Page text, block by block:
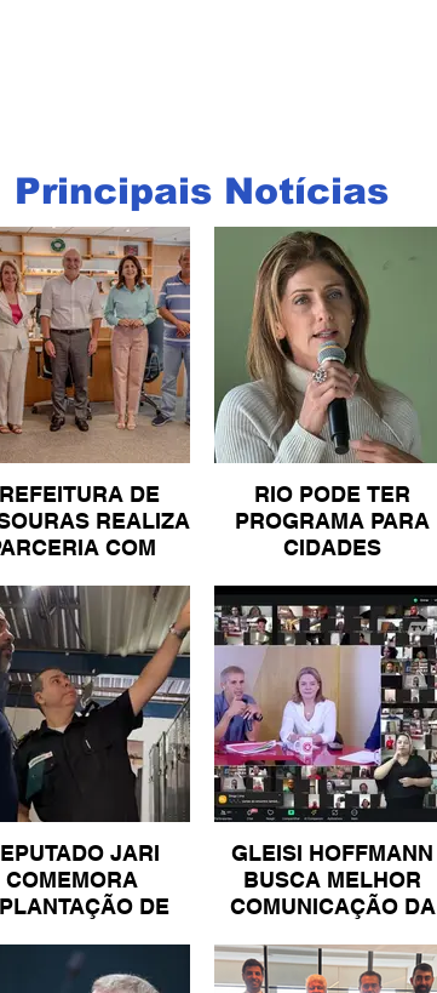
Principais Notícias
DE
REALIZA
COM
RIO PODE TER
PROGRAMA PARA
CIDADES
JARI
COMEMORA
DE
GLEISI HOFFMANN
BUSCA MELHOR
COMUNICAÇÃO DA